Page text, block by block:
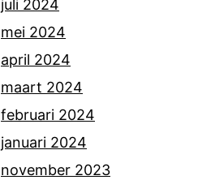
juli 2024
mei 2024
april 2024
maart 2024
februari 2024
januari 2024
november 2023